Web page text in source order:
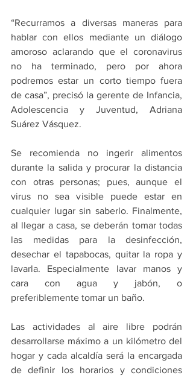
“Recurramos a diversas maneras para
hablar con ellos mediante un diálogo
amoroso aclarando que el coronavirus
no ha terminado, pero por ahora
podremos estar un corto tiempo fuera
de casa”, precisó la gerente de Infancia,
Adolescencia y Juventud, Adriana
Suárez Vásquez.
Se recomienda no ingerir alimentos
durante la salida y procurar la distancia
con otras personas; pues, aunque el
virus no sea visible puede estar en
cualquier lugar sin saberlo. Finalmente,
al llegar a casa, se deberán tomar todas
las medidas para la desinfección,
desechar el tapabocas, quitar la ropa y
lavarla. Especialmente lavar manos y
cara con agua y jabón, o
preferiblemente tomar un baño.
Las actividades al aire libre podrán
desarrollarse máximo a un kilómetro del
hogar y cada alcaldía será la encargada
de definir los horarios y condiciones